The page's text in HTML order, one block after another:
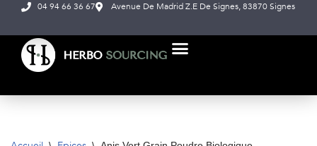
Aller
au
contenu
04 94 66 36 67 Avenue De Madrid Z.E De Signes, 83870 Signes